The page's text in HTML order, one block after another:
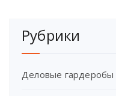
Рубрики
Деловые гардеробы